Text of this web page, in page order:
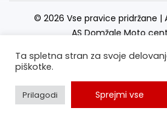
© 2026 Vse pravice pridržane |
AS Domžale Moto
Ta spletna stran za svoje
piškotke.
Prilagodi Sprejmi vse